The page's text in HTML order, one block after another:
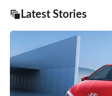
Latest Stories